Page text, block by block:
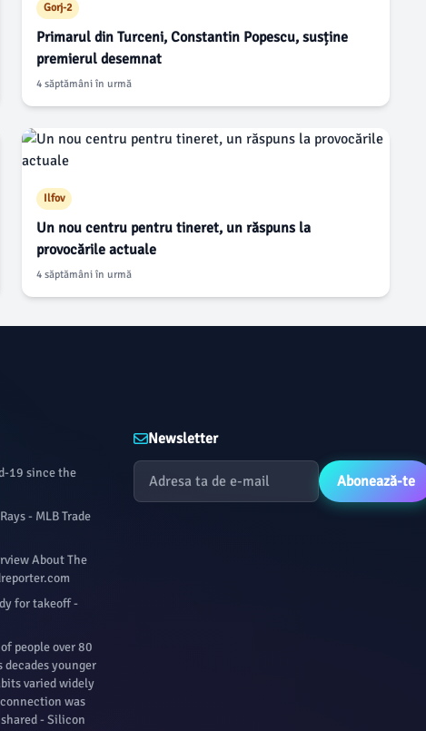
Gorj-2
Primarul din Turceni, Constantin Popescu, susține
premierul desemnat
4 săptămâni în urmă
Ilfov
Un nou centru pentru tineret, un răspuns la
provocările actuale
4 săptămâni în urmă
19 since the
- MLB Trade
About The
for takeoff -
people over 80
decades younger
varied widely
was
- Silicon
Newsletter
Abonează-te